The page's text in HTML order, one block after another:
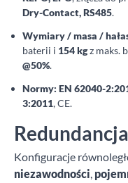
Dry-Contact, RS485.
Wymiary / masa /
baterii i 154 kgz maks.
@50%.
Normy: EN 62040-
3:2011, CE.
Konfiguracje
niezawodności,